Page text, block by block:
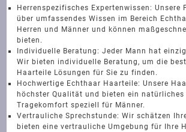
Herrenspezifisches Expertenwissen: Unsere
über umfassendes Wissen im Bereich
Herren und Männer und können
bieten.
Individuelle Beratung: Jeder Mann hat
Wir bieten individuelle Beratung, um die
Haarteile Lösungen für Sie zu finden.
Hochwertige Echthaar Haarteile: Unsere
höchster Qualität und bieten ein natürliches
Tragekomfort speziell für Männer.
Vertrauliche Sprechstunde: Wir schätzen
bieten eine vertrauliche Umgebung für Ihre